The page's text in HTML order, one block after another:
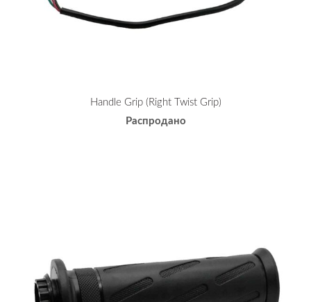
Handle Grip (Right Twist Grip)
Распродано